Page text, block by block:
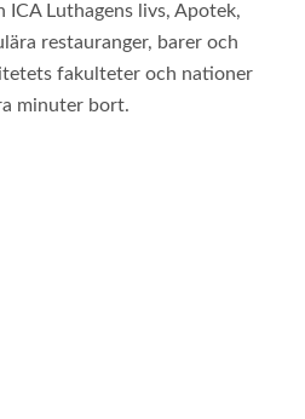
Luthagens livs, Apotek,
restauranger, barer och
fakulteter och nationer
minuter bort.